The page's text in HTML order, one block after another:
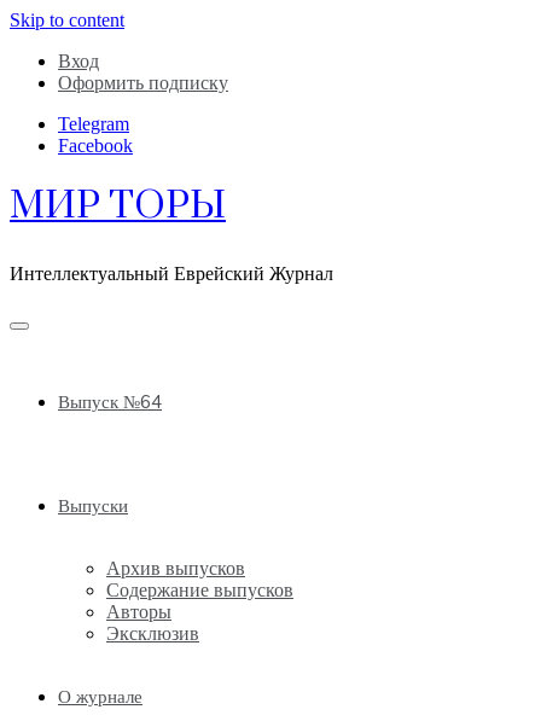
Skip to content
Вход
Оформить подписку
Telegram
Facebook
МИР ТОРЫ
Интеллектуальный Еврейский Журнал
Выпуск №64
Выпуски
Архив выпусков
Содержание выпусков
Авторы
Эксклюзив
О журнале